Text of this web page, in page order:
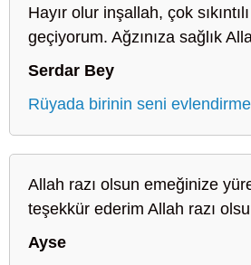
Hayır olur inşallah, çok
geçiyorum. Ağzınıza sağlık
Serdar Bey
Rüyada birinin seni
Allah razı olsun emeğinize
teşekkür ederim Allah razı
Ayse